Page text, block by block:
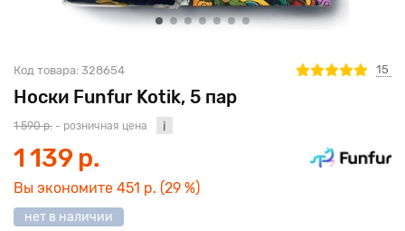
Носки Funfur Kotik, 5 пар
Код товара: 328654 15
1 590 р. - розничная цена
1 139 р.
Вы экономите 451 р. (29 %)
нет в наличии